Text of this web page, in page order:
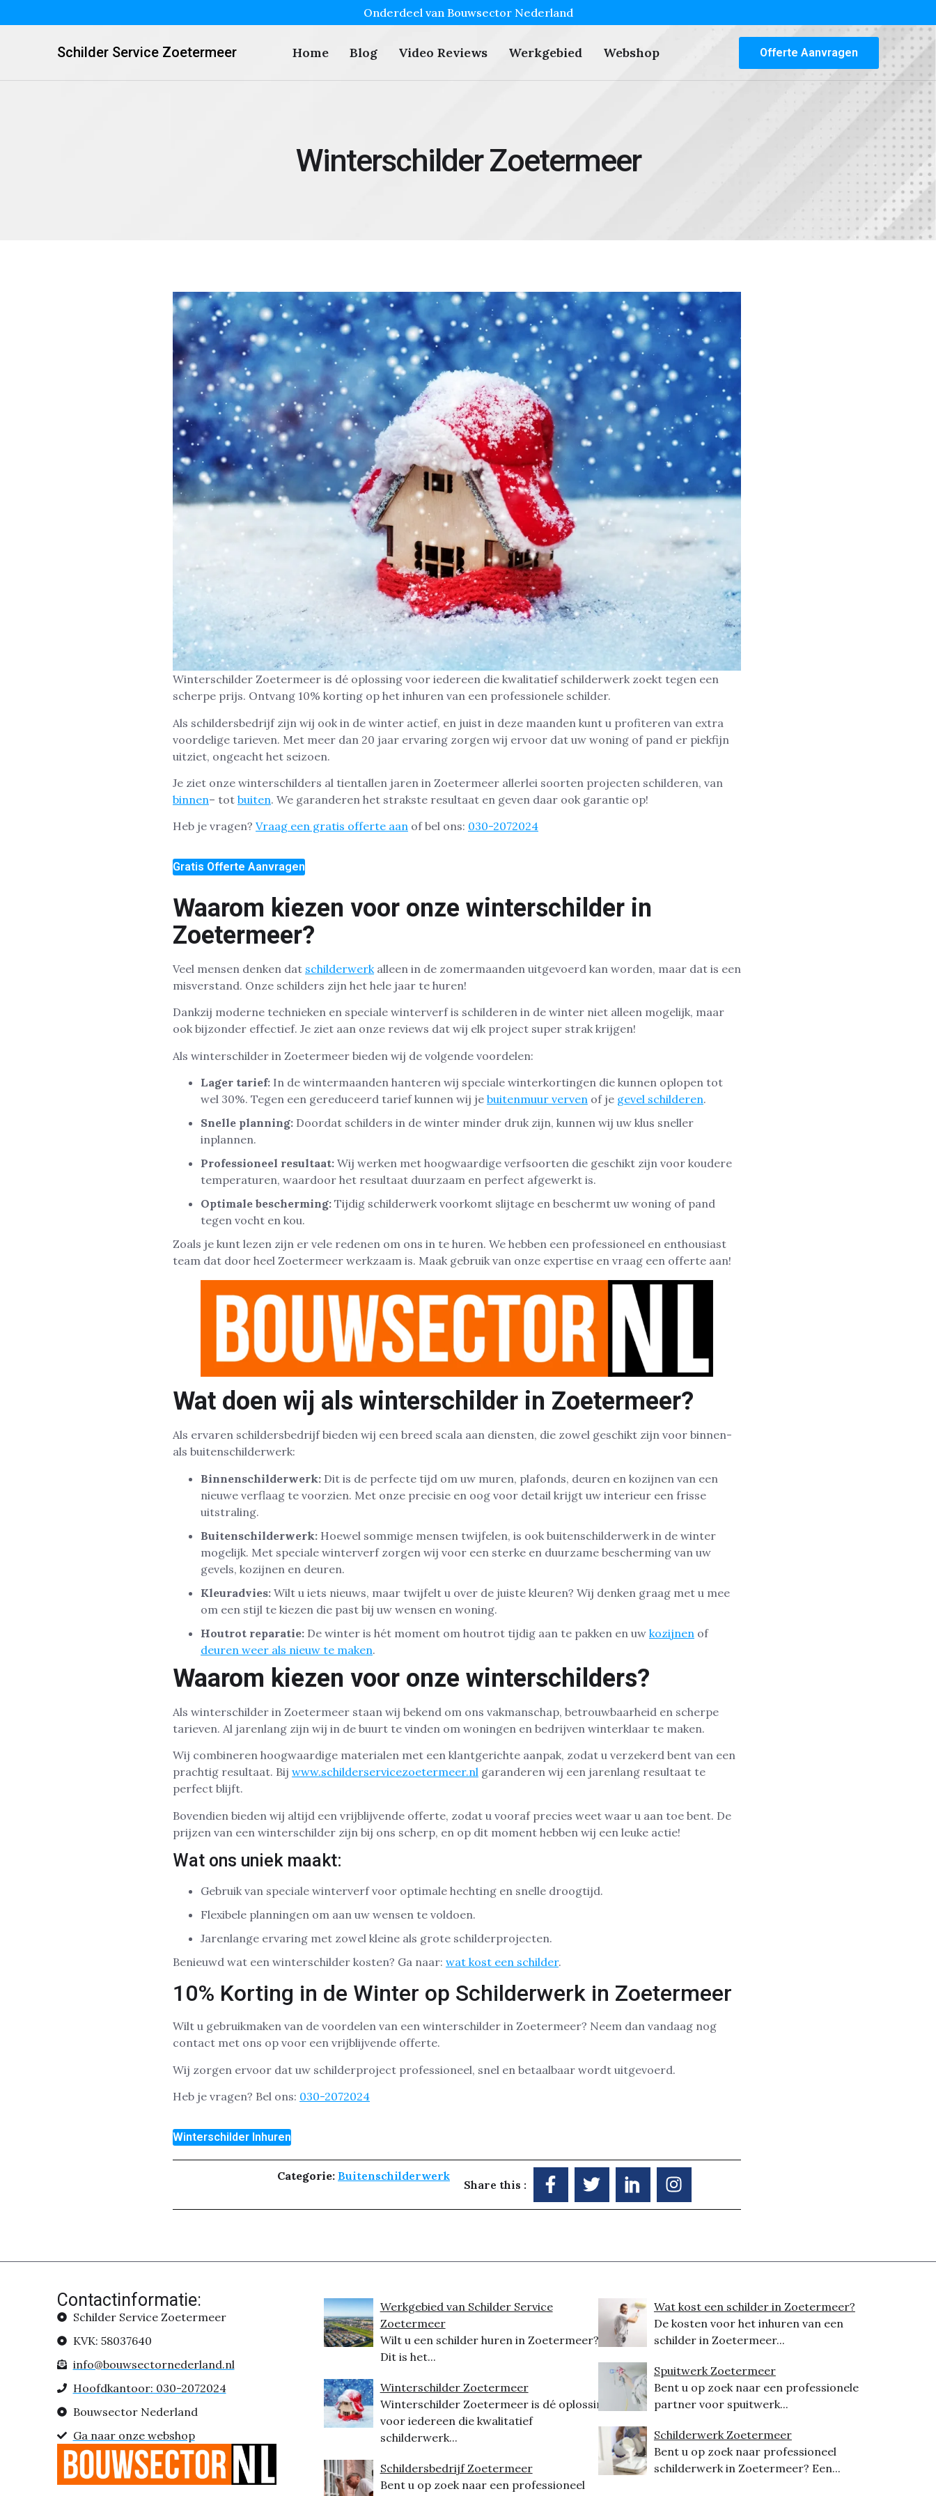
Onderdeel van Bouwsector Nederland
Schilder Service Zoetermeer Home Blog Video Reviews Werkgebied Webshop Offerte Aanvragen
Winterschilder Zoetermeer
Winterschilder Zoetermeer is dé oplossing voor iedereen die kwalitatief schilderwerk zoekt tegen een
scherpe prijs. Ontvang 10% korting op het inhuren van een professionele schilder.
Als schildersbedrijf zijn wij ook in de winter actief, en juist in deze maanden kunt u profiteren van extra
voordelige tarieven. Met meer dan 20 jaar ervaring zorgen wij ervoor dat uw woning of pand er piekfijn
uitziet, ongeacht het seizoen.
Je ziet onze winterschilders al tientallen jaren in Zoetermeer allerlei soorten projecten schilderen, van
binnen– tot buiten. We garanderen het strakste resultaat en geven daar ook garantie op!
Heb je vragen? Vraag een gratis offerte aan of bel ons: 030-2072024
Gratis Offerte Aanvragen
Waarom kiezen voor onze winterschilder in
Zoetermeer?
Veel mensen denken dat schilderwerk alleen in de zomermaanden uitgevoerd kan worden, maar dat is een
misverstand. Onze schilders zijn het hele jaar te huren!
Dankzij moderne technieken en speciale winterverf is schilderen in de winter niet alleen mogelijk, maar
ook bijzonder effectief. Je ziet aan onze reviews dat wij elk project super strak krijgen!
Als winterschilder in Zoetermeer bieden wij de volgende voordelen:
Lager tarief: In de wintermaanden hanteren wij speciale winterkortingen die kunnen oplopen tot
wel 30%. Tegen een gereduceerd tarief kunnen wij je buitenmuur verven of je gevel schilderen.
Snelle planning: Doordat schilders in de winter minder druk zijn, kunnen wij uw klus sneller
inplannen.
Professioneel resultaat: Wij werken met hoogwaardige verfsoorten die geschikt zijn voor koudere
temperaturen, waardoor het resultaat duurzaam en perfect afgewerkt is.
Optimale bescherming: Tijdig schilderwerk voorkomt slijtage en beschermt uw woning of pand
tegen vocht en kou.
Zoals je kunt lezen zijn er vele redenen om ons in te huren. We hebben een professioneel en enthousiast
team dat door heel Zoetermeer werkzaam is. Maak gebruik van onze expertise en vraag een offerte aan!
Wat doen wij als winterschilder in Zoetermeer?
Als ervaren schildersbedrijf bieden wij een breed scala aan diensten, die zowel geschikt zijn voor binnen-
als buitenschilderwerk:
Binnenschilderwerk: Dit is de perfecte tijd om uw muren, plafonds, deuren en kozijnen van een
nieuwe verflaag te voorzien. Met onze precisie en oog voor detail krijgt uw interieur een frisse
uitstraling.
Buitenschilderwerk: Hoewel sommige mensen twijfelen, is ook buitenschilderwerk in de winter
mogelijk. Met speciale winterverf zorgen wij voor een sterke en duurzame bescherming van uw
gevels, kozijnen en deuren.
Kleuradvies: Wilt u iets nieuws, maar twijfelt u over de juiste kleuren? Wij denken graag met u mee
om een stijl te kiezen die past bij uw wensen en woning.
Houtrot reparatie: De winter is hét moment om houtrot tijdig aan te pakken en uw kozijnen of
deuren weer als nieuw te maken.
Waarom kiezen voor onze winterschilders?
Als winterschilder in Zoetermeer staan wij bekend om ons vakmanschap, betrouwbaarheid en scherpe
tarieven. Al jarenlang zijn wij in de buurt te vinden om woningen en bedrijven winterklaar te maken.
Wij combineren hoogwaardige materialen met een klantgerichte aanpak, zodat u verzekerd bent van een
prachtig resultaat. Bij www.schilderservicezoetermeer.nl garanderen wij een jarenlang resultaat te
perfect blijft.
Bovendien bieden wij altijd een vrijblijvende offerte, zodat u vooraf precies weet waar u aan toe bent. De
prijzen van een winterschilder zijn bij ons scherp, en op dit moment hebben wij een leuke actie!
Wat ons uniek maakt:
Gebruik van speciale winterverf voor optimale hechting en snelle droogtijd.
Flexibele planningen om aan uw wensen te voldoen.
Jarenlange ervaring met zowel kleine als grote schilderprojecten.
Benieuwd wat een winterschilder kosten? Ga naar: wat kost een schilder.
10% Korting in de Winter op Schilderwerk in Zoetermeer
Wilt u gebruikmaken van de voordelen van een winterschilder in Zoetermeer? Neem dan vandaag nog
contact met ons op voor een vrijblijvende offerte.
Wij zorgen ervoor dat uw schilderproject professioneel, snel en betaalbaar wordt uitgevoerd.
Heb je vragen? Bel ons: 030-2072024
Winterschilder Inhuren
Categorie: Buitenschilderwerk
Share this :
Contactinformatie:
Schilder Service Zoetermeer
KVK: 58037640
info@bouwsectornederland.nl
Hoofdkantoor: 030-2072024
Bouwsector Nederland
Ga naar onze webshop
Werkgebied van Schilder Service
Zoetermeer
Wilt u een schilder huren in Zoetermeer?
Dit is het...
Winterschilder Zoetermeer
Winterschilder Zoetermeer is dé oplossing
voor iedereen die kwalitatief
schilderwerk...
Schildersbedrijf Zoetermeer
Bent u op zoek naar een professioneel
Wat kost een schilder in Zoetermeer?
De kosten voor het inhuren van een
schilder in Zoetermeer...
Spuitwerk Zoetermeer
Bent u op zoek naar een professionele
partner voor spuitwerk...
Schilderwerk Zoetermeer
Bent u op zoek naar professioneel
schilderwerk in Zoetermeer? Een...